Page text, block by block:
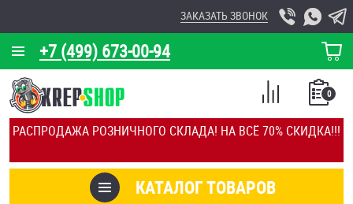
РАСПРОДАЖА РОЗНИЧНОГО СКЛАДА! НА ВСЁ 70% СКИДКА!!!
+7 (499) 673-00-94
ЗАКАЗАТЬ ЗВОНОК
КОРЗИНА
О КОМПАНИИ
КАЛЬКУЛЯТОР
ОТЗЫВЫ
КАТАЛОГ ТОВАРОВ
0
СПИСОК
СРАВНЕНИЕ